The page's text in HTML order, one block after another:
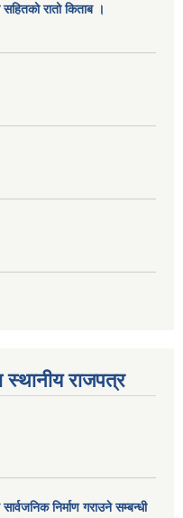
रातो किताब ।
स्थानीय राजपत्र
निर्माण गराउने सम्बन्धी